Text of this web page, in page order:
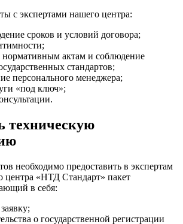
с экспертами нашего центра:
сроков и условий договора;
нормативным актам и соблюдение
стандартов;
персонального менеджера;
«под ключ»;
техническую
необходимо предоставить в экспертам
центра «НТД Стандарт» пакет
в себя:
о государственной регистрации